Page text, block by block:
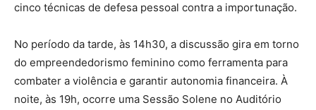
cinco técnicas de defesa pessoal contra a importunação.
No período da tarde, às 14h30, a discussão gira em torno
do empreendedorismo feminino como ferramenta para
combater a violência e garantir autonomia financeira. À
noite, às 19h, ocorre uma Sessão Solene no Auditório